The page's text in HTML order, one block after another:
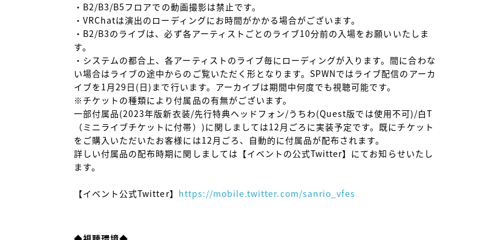
・B2/B3/B5フロアでの動画撮影は禁止です。
・VRChatは演出のローディングにお時間がかかる場合がございます。
・B2/B3のライブは、必ず各アーティストごとのライブ10分前の入場をお願いいたしま
す。
・システムの都合上、各アーティストのライブ毎にローディングが入ります。間に合わな
い場合はライブの途中からのご覧いただく形となります。SPWNではライブ配信のアーカ
イブを1月29日(日)まで行います。アーカイブは期間中何度でも視聴可能です。
※チケットの種類により付属品の有無がございます。
一部付属品(2023年版新衣装/先行特典ヘッドフォン/うちわ(Quest版では使用不可)/白T
（ミニライブチケットに付帯）)に関しましては12月ごろに実装予定です。既にチケット
をご購入いただいたお客様には12月ごろ、自動的に付属品が配布されます。
詳しい付属品の配布時期に関しましては【イベントの公式Twitter】にてお知らせいたし
ます。
【イベント公式Twitter】 https://mobile.twitter.com/sanrio_vfes